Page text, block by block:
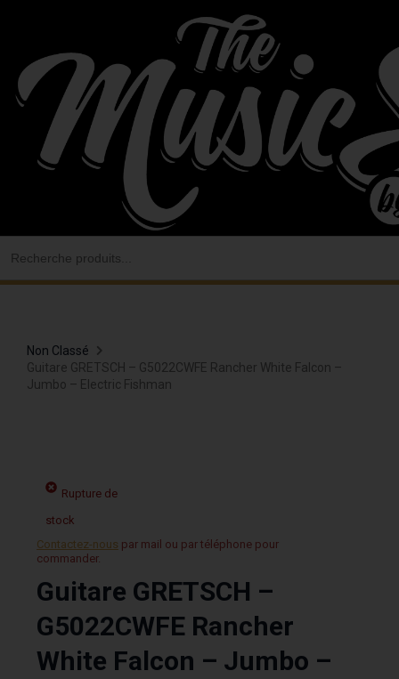
contenu
Non Classé
Guitare GRETSCH – G5022CWFE Rancher White Falcon –
Jumbo – Electric Fishman
Rupture de
stock
Contactez-nous par mail ou par téléphone pour
commander.
Guitare GRETSCH –
G5022CWFE Rancher
White Falcon – Jumbo –